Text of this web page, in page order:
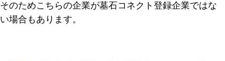
そのためこちらの企業が墓石コネクト登録企業ではな
い場合もあります。